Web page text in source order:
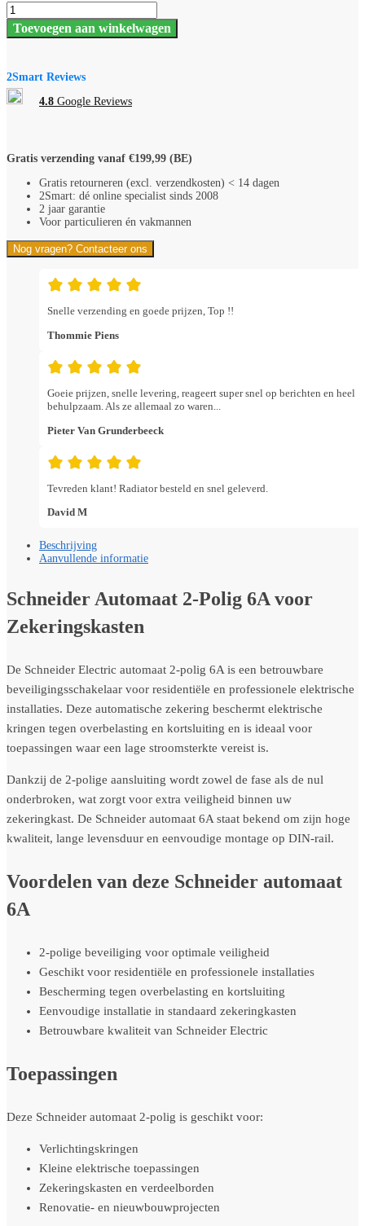
Schneider
Automaat
aantal
Toevoegen aan winkelwagen
2Smart Reviews
4.8 Google Reviews
Gratis verzending vanaf €199,99 (BE)
Gratis retourneren (excl. verzendkosten) < 14 dagen
2Smart: dé online specialist sinds 2008
2 jaar garantie
Voor particulieren én vakmannen
Nog vragen? Contacteer ons
Snelle verzending en goede prijzen, Top !!
Thommie Piens
Goeie prijzen, snelle levering, reageert super snel op berichten en heel
behulpzaam. Als ze allemaal zo waren...
Pieter Van Grunderbeeck
Tevreden klant! Radiator besteld en snel geleverd.
David M
Beschrijving
Aanvullende informatie
Schneider Automaat 2-Polig 6A voor
Zekeringskasten
De Schneider Electric automaat 2-polig 6A is een betrouwbare
beveiligingsschakelaar voor residentiële en professionele elektrische
installaties. Deze automatische zekering beschermt elektrische
kringen tegen overbelasting en kortsluiting en is ideaal voor
toepassingen waar een lage stroomsterkte vereist is.
Dankzij de 2-polige aansluiting wordt zowel de fase als de nul
onderbroken, wat zorgt voor extra veiligheid binnen uw
zekeringkast. De Schneider automaat 6A staat bekend om zijn hoge
kwaliteit, lange levensduur en eenvoudige montage op DIN-rail.
Voordelen van deze Schneider automaat
6A
2-polige beveiliging voor optimale veiligheid
Geschikt voor residentiële en professionele installaties
Bescherming tegen overbelasting en kortsluiting
Eenvoudige installatie in standaard zekeringkasten
Betrouwbare kwaliteit van Schneider Electric
Toepassingen
Deze Schneider automaat 2-polig is geschikt voor:
Verlichtingskringen
Kleine elektrische toepassingen
Zekeringskasten en verdeelborden
Renovatie- en nieuwbouwprojecten